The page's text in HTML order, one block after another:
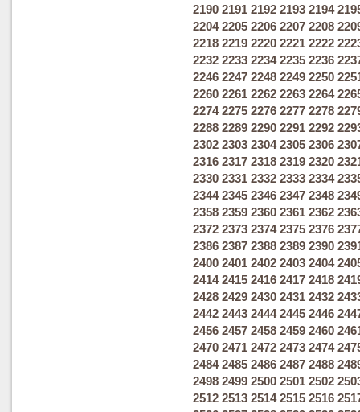
2190 2191 2192 2193 2194
2204 2205 2206 2207 2208
2218 2219 2220 2221 2222
2232 2233 2234 2235 2236
2246 2247 2248 2249 2250
2260 2261 2262 2263 2264
2274 2275 2276 2277 2278
2288 2289 2290 2291 2292
2302 2303 2304 2305 2306
2316 2317 2318 2319 2320
2330 2331 2332 2333 2334
2344 2345 2346 2347 2348
2358 2359 2360 2361 2362
2372 2373 2374 2375 2376
2386 2387 2388 2389 2390
2400 2401 2402 2403 2404
2414 2415 2416 2417 2418
2428 2429 2430 2431 2432
2442 2443 2444 2445 2446
2456 2457 2458 2459 2460
2470 2471 2472 2473 2474
2484 2485 2486 2487 2488
2498 2499 2500 2501 2502
2512 2513 2514 2515 2516